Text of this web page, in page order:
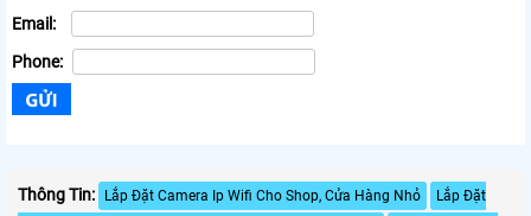
Email:
Phone:
Thông Tin: Lắp Đặt Camera Ip Wifi Cho Shop, Cửa Hàng Nhỏ
Lắp Đặt